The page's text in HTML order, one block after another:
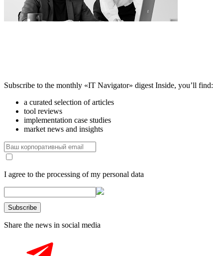
Subscribe to the monthly «IT Navigator» digest Inside, you’ll find:
a curated selection of articles
tool reviews
implementation case studies
market news and insights
I agree to the processing of my personal data
Share the news in social media